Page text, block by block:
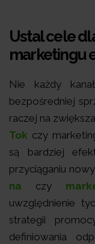
Ustal cele
marketingu
Nie każdy
bezpośredniej
raczej na
Tok czy
są bardziej
przyciąganiu
na czy
uwzględnienie
strategii
definiowania